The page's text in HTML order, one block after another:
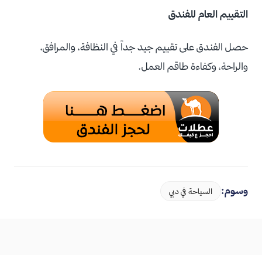
التقييم العام للفندق
حصل الفندق على تقييم جيد جداً في النظافة، والمرافق،
والراحة، وكفاءة طاقم العمل.
وسوم: السياحة في دبي